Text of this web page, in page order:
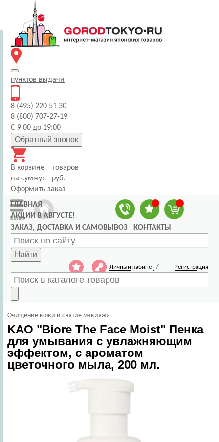
пунктов выдачи
8 (495) 220 51 30
8 (800) 707-27-19
С 9:00 до 19:00
Обратный звонок
В корзине
товаров
на сумму:
руб.
Оформить заказ
ГЛАВНАЯ
АКЦИИ В АВГУСТЕ!
ЗАКАЗ, ДОСТАВКА И САМОВЫВОЗ
КОНТАКТЫ
Найти
Личный кабинет / Регистрация
Очищение кожи и снятие макияжа
KAO "Biore The Face Moist" Пенка
для умывания с увлажняющим
эффектом, c ароматом
цветочного мыла, 200 мл.